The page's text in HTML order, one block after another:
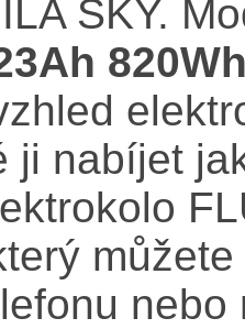
SKY.
ji nabíjet